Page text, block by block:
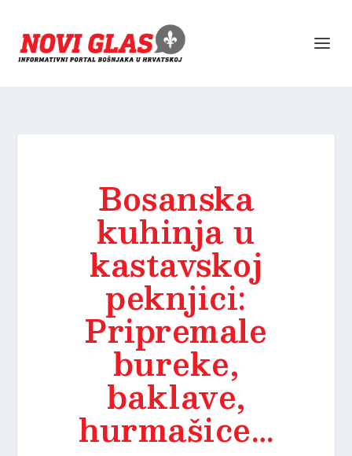
Bosanska
kuhinja u
kastavskoj
peknjici:
Pripremale
bureke,
baklave,
hurmašice…